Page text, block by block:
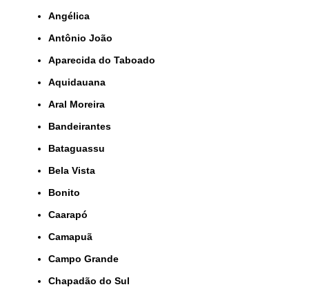
Angélica
Antônio João
Aparecida do Taboado
Aquidauana
Aral Moreira
Bandeirantes
Bataguassu
Bela Vista
Bonito
Caarapó
Camapuã
Campo Grande
Chapadão do Sul